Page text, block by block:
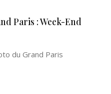
Paris : Week-End
du Grand Paris